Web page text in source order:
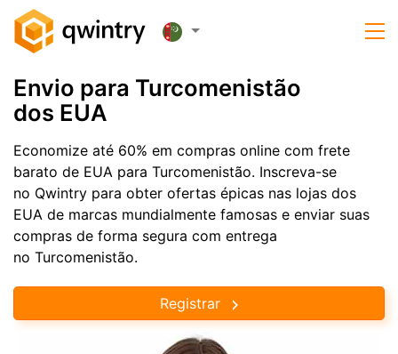
Envio para Turcomenistão
dos EUA
Economize até 60% em compras online com frete
barato de EUA para Turcomenistão. Inscreva-se
no Qwintry para obter ofertas épicas nas lojas dos
EUA de marcas mundialmente famosas e enviar suas
compras de forma segura com entrega
no Turcomenistão.
Registrar